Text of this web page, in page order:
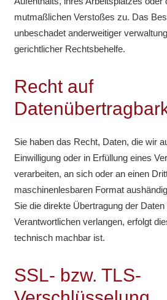
mutmaßlichen Verstoßes zu. Das
unbeschadet anderweitiger
gerichtlicher Rechtsbehelfe.
Recht auf
Sie haben das Recht, Daten, die wir
Einwilligung oder in Erfüllung eines
verarbeiten, an sich oder an einen
maschinenlesbaren Format
Sie die direkte Übertragung der
Verantwortlichen verlangen, erfolgt
technisch machbar ist.
SSL- bzw. TLS-